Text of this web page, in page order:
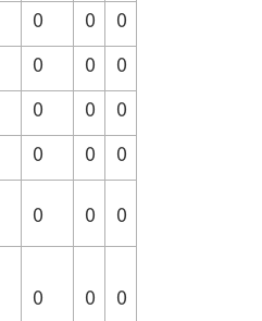
0 0
0
0 0
0
0 0
0
0 0
0
0 0
0
0 0 0